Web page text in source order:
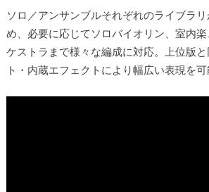
ソロ／アンサンブルそれぞれのライブラ
め、必要に応じてソロバイオリン、室内
ケストラまで様々な編成に対応。上位版
ト・内蔵エフェクトにより幅広い表現を可